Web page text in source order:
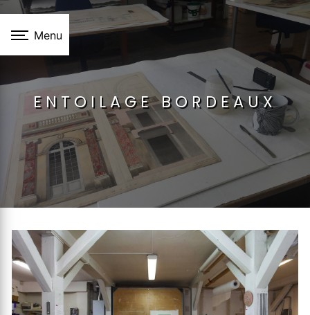
Menu
ENTOILAGE BORDEAUX
Panneau de gestion des cookies